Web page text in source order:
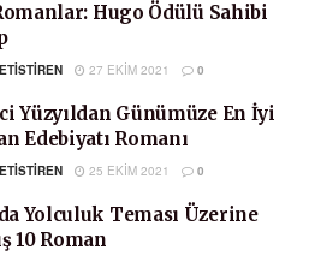
Hugo Ödülü Sahibi
27 EKIM 2021 0
Yüzyıldan Günümüze En İyi
Edebiyatı Romanı
25 EKIM 2021 0
Yolculuk Teması Üzerine
10 Roman